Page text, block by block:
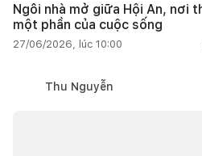
Ngôi nhà mở giữa Hội An, nơi
một phần của cuộc sống
27/06/2026, lúc 10:00
Thu Nguyễn